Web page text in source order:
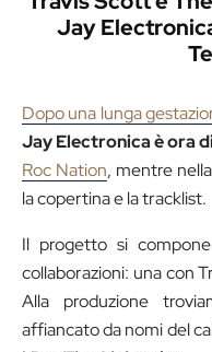
Jay
Dopo una lunga
Jay Electronica è ora
Roc Nation, mentre
la copertina e la tracklist.
Il progetto si
collaborazioni: una con
Alla produzione
affiancato da nomi del